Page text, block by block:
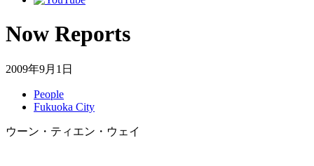
Now Reports
2009年9月1日
People
Fukuoka City
ウーン・ティエン・ウェイ